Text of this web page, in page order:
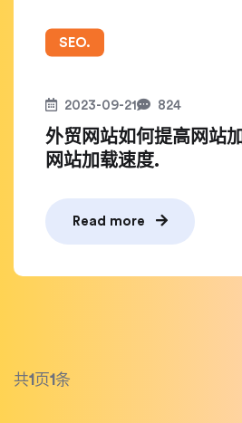
SEO.
2023-09-21 824
外贸网站如何提高网站
网站加载速度.
Read more
共1 页1条